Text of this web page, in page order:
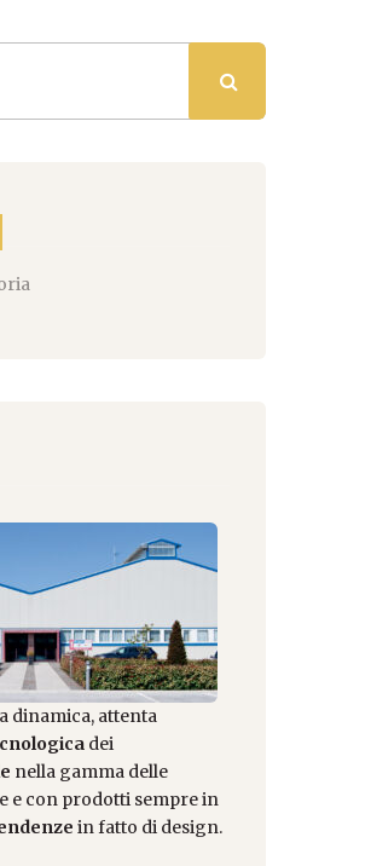
dinamica, attenta
dei
nella gamma delle
e con prodotti sempre in
in fatto di design.